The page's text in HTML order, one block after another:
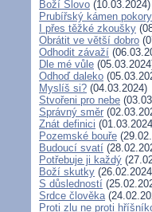
Boží Slovo (10.03.2024)
Prubířský kámen pokory
I přes těžké zkoušky
Obrátit ve větší dobro
Odhodit závaží
Dle mé vůle
Odhoď daleko
Myslíš si? (04.03.2024)
Stvořeni pro nebe
Správný směr
Znát definici
Pozemské bouře
Budoucí svatí
Potřebuje ji každý
Boží skutky
S důsledností
Srdce člověka
Proti zlu ne proti